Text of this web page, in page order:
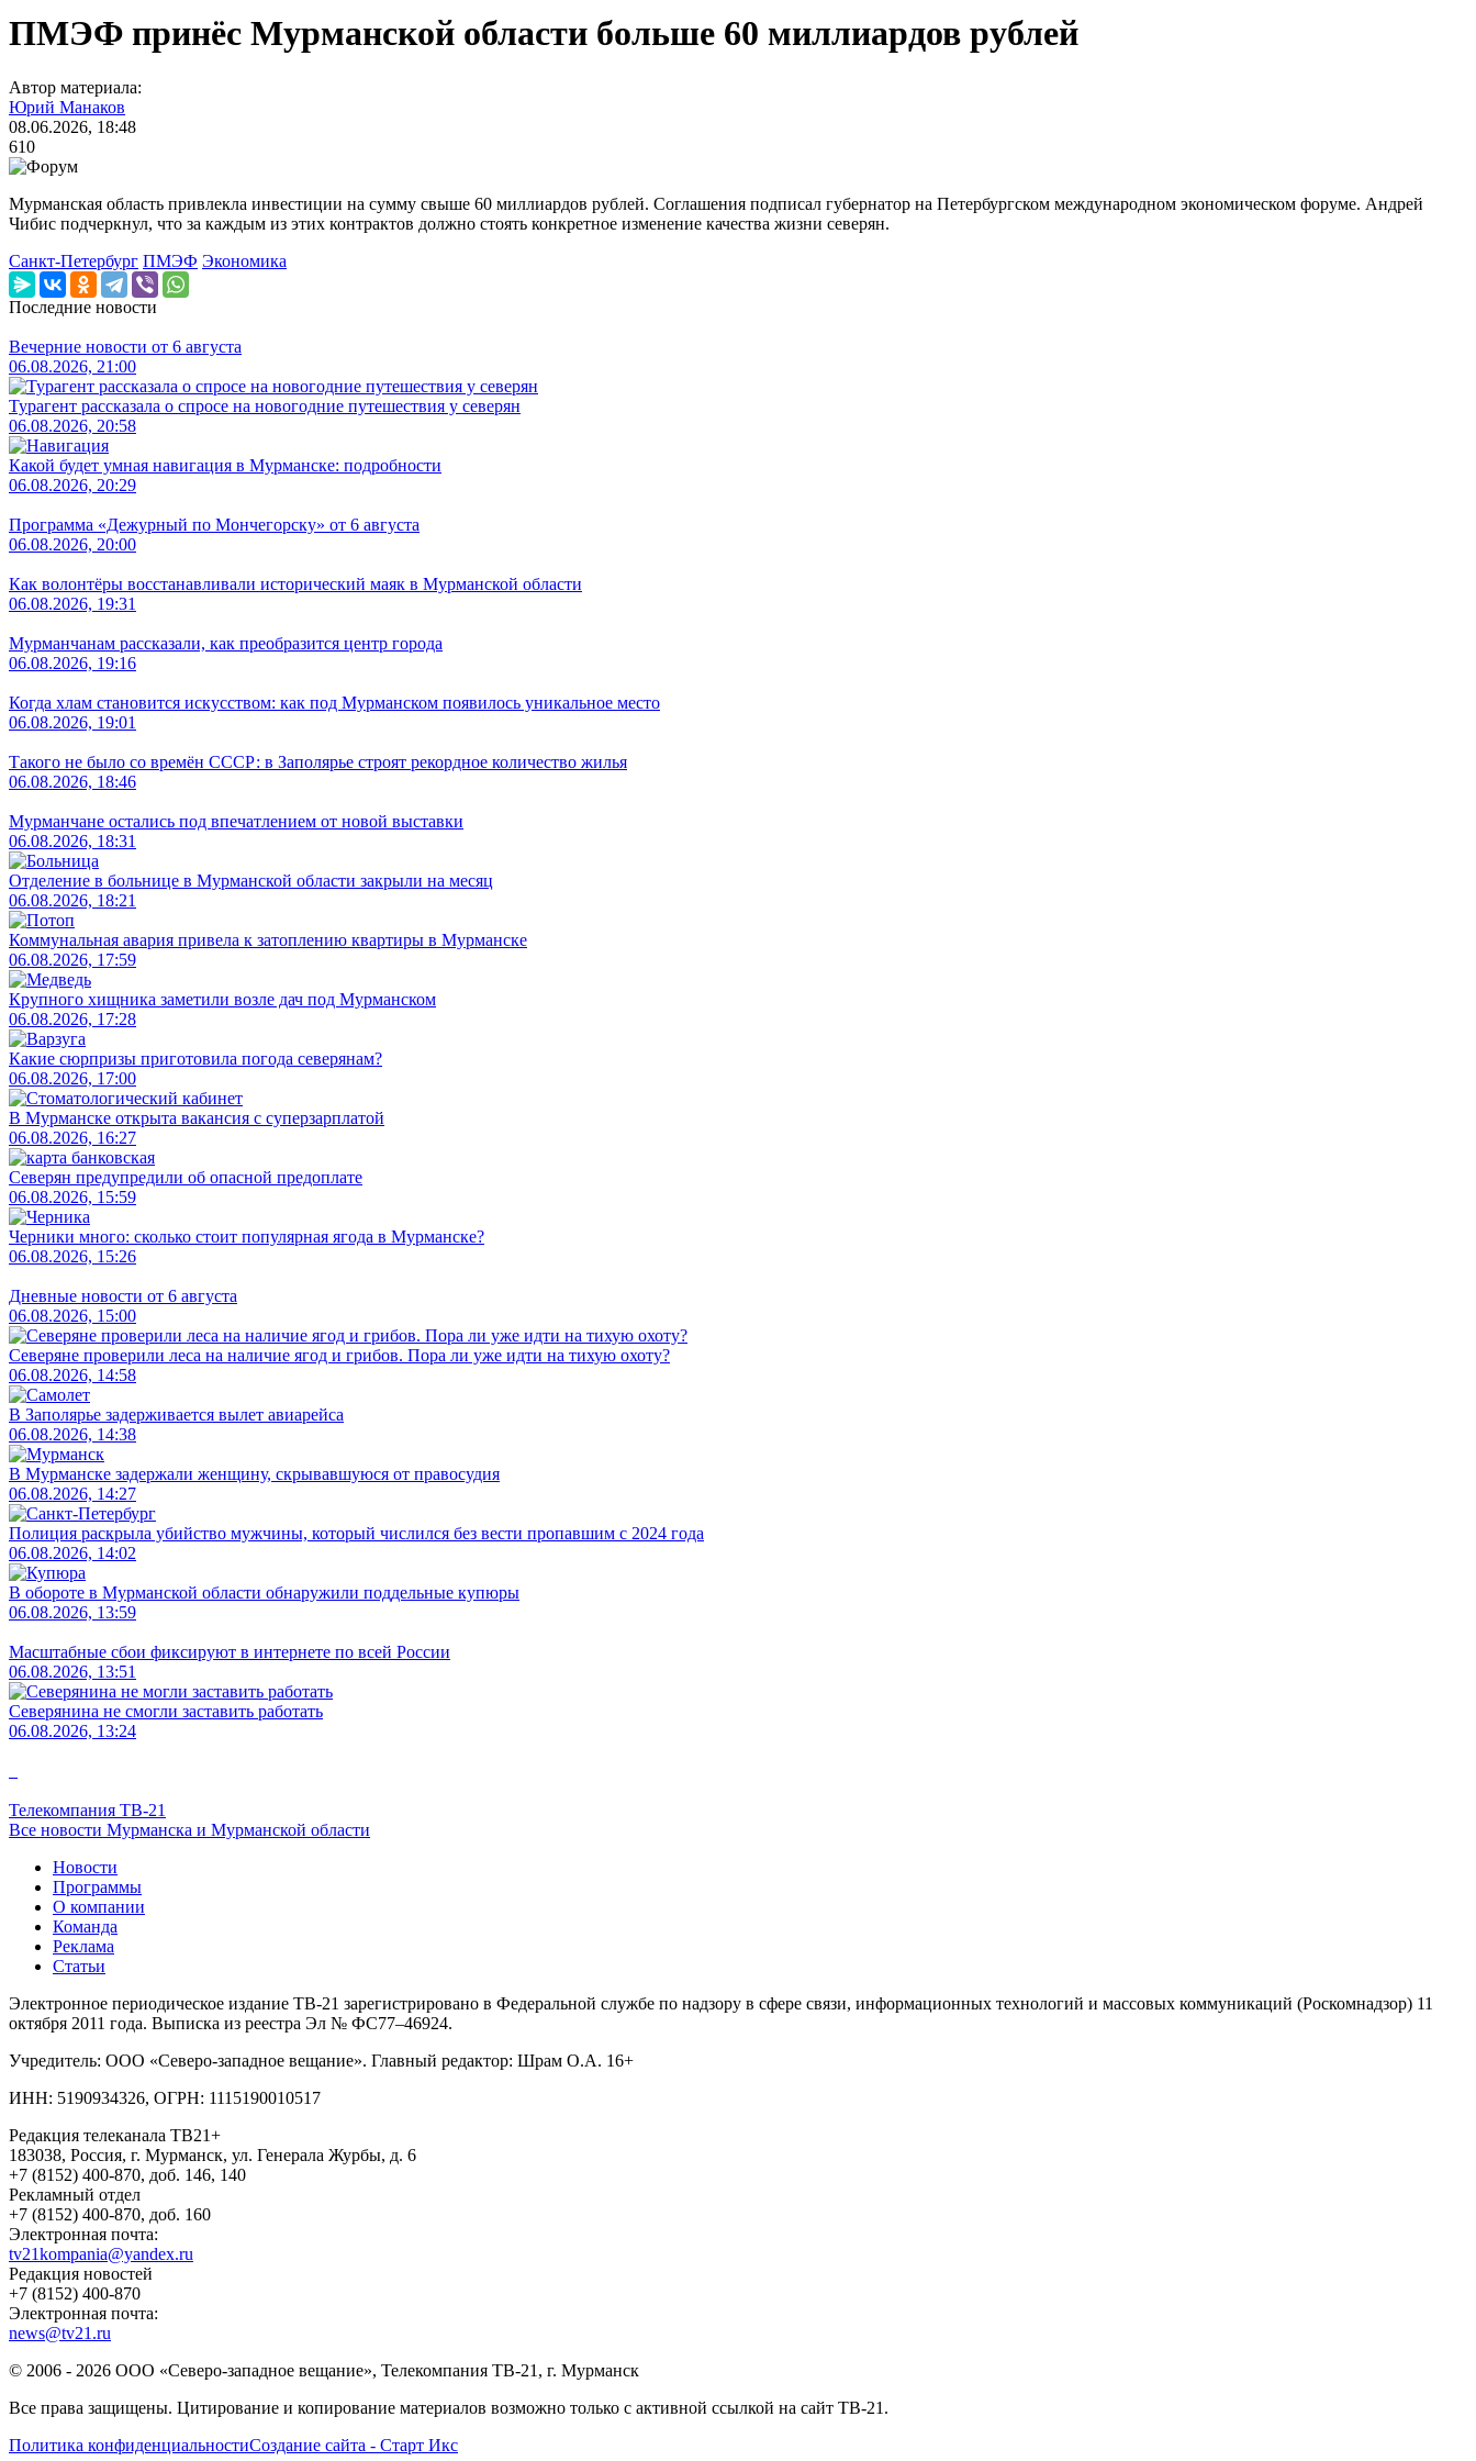
ПМЭФ принёс Мурманской области больше 60 миллиардов рублей
Автор материала:
Юрий Манаков
08.06.2026, 18:48
610
Мурманская область привлекла инвестиции на сумму свыше 60 миллиардов рублей. Соглашения подписал губернатор на Петербургском международном экономическом форуме. Андрей
Чибис подчеркнул, что за каждым из этих контрактов должно стоять конкретное изменение качества жизни северян.
Санкт-Петербург ПМЭФ Экономика
Последние новости
Вечерние новости от 6 августа
06.08.2026, 21:00
Турагент рассказала о спросе на новогодние путешествия у северян
06.08.2026, 20:58
Какой будет умная навигация в Мурманске: подробности
06.08.2026, 20:29
Программа «Дежурный по Мончегорску» от 6 августа
06.08.2026, 20:00
Как волонтёры восстанавливали исторический маяк в Мурманской области
06.08.2026, 19:31
Мурманчанам рассказали, как преобразится центр города
06.08.2026, 19:16
Когда хлам становится искусством: как под Мурманском появилось уникальное место
06.08.2026, 19:01
Такого не было со времён СССР: в Заполярье строят рекордное количество жилья
06.08.2026, 18:46
Мурманчане остались под впечатлением от новой выставки
06.08.2026, 18:31
Отделение в больнице в Мурманской области закрыли на месяц
06.08.2026, 18:21
Коммунальная авария привела к затоплению квартиры в Мурманске
06.08.2026, 17:59
Крупного хищника заметили возле дач под Мурманском
06.08.2026, 17:28
Какие сюрпризы приготовила погода северянам?
06.08.2026, 17:00
В Мурманске открыта вакансия с суперзарплатой
06.08.2026, 16:27
Северян предупредили об опасной предоплате
06.08.2026, 15:59
Черники много: сколько стоит популярная ягода в Мурманске?
06.08.2026, 15:26
Дневные новости от 6 августа
06.08.2026, 15:00
Северяне проверили леса на наличие ягод и грибов. Пора ли уже идти на тихую охоту?
06.08.2026, 14:58
В Заполярье задерживается вылет авиарейса
06.08.2026, 14:38
В Мурманске задержали женщину, скрывавшуюся от правосудия
06.08.2026, 14:27
Полиция раскрыла убийство мужчины, который числился без вести пропавшим с 2024 года
06.08.2026, 14:02
В обороте в Мурманской области обнаружили поддельные купюры
06.08.2026, 13:59
Масштабные сбои фиксируют в интернете по всей России
06.08.2026, 13:51
Северянина не смогли заставить работать
06.08.2026, 13:24
Телекомпания ТВ-21
Все новости Мурманска и Мурманской области
Новости
Программы
О компании
Команда
Реклама
Статьи
Электронное периодическое издание ТВ-21 зарегистрировано в Федеральной службе по надзору в сфере связи, информационных технологий и массовых коммуникаций (Роскомнадзор) 11
октября 2011 года. Выписка из реестра Эл № ФС77–46924.
Учредитель: ООО «Северо-западное вещание». Главный редактор: Шрам О.А. 16+
ИНН: 5190934326, ОГРН: 1115190010517
Редакция телеканала ТВ21+
183038, Россия, г. Мурманск, ул. Генерала Журбы, д. 6
+7 (8152) 400-870, доб. 146, 140
Рекламный отдел
+7 (8152) 400-870, доб. 160
Электронная почта:
tv21kompania@yandex.ru
Редакция новостей
+7 (8152) 400-870
Электронная почта:
news@tv21.ru
© 2006 - 2026 ООО «Северо-западное вещание», Телекомпания ТВ-21, г. Мурманск
Все права защищены. Цитирование и копирование материалов возможно только с активной ссылкой на сайт ТВ-21.
Политика конфиденциальностиСоздание сайта - Старт Икс